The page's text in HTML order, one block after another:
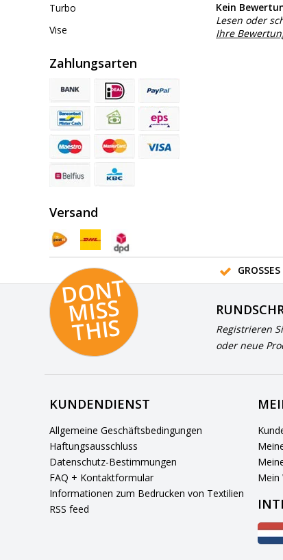
Turbo
Vise
Zahlungsarten
Versand
Kein
Lesen oder
Ihre
D
O
N
T
MI
S
S
T
HI
S
Registrieren
oder neue
KUNDENDIENST
Allgemeine Geschäftsbedingungen
Haftungsausschluss
Datenschutz-Bestimmungen
FAQ + Kontaktformular
Informationen zum Bedrucken von Textilien
RSS feed
Mein